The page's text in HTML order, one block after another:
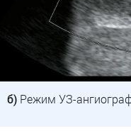
б) Режим УЗ-